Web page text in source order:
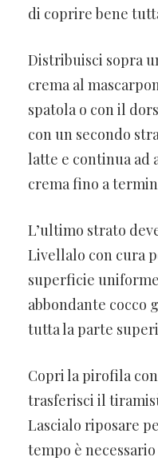
di coprire bene
Distribuisci sopra
crema al
spatola o con il
con un secondo
latte e continua ad
crema fino a
L’ultimo strato
Livellalo con cura
superficie
abbondante cocco
tutta la parte
Copri la pirofila
trasferisci il
Lascialo riposare
tempo è